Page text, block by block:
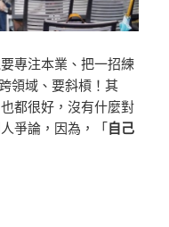
專注本業、把一招練
領域、要斜槓！其
都很好，沒有什麼對
爭論，因為，「自己